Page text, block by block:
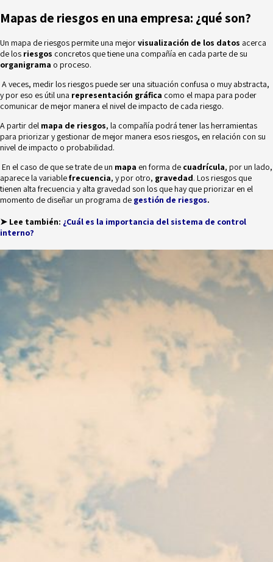
Mapas de riesgos en una empresa: ¿qué son?
Un mapa de riesgos permite una mejorvisualización de los datos acerca
de los riesgos concretos que tiene una compañía en cada parte de su
organigrama o proceso.
A veces, medir los riesgos puede ser una situación confusa o muy abstracta,
y por eso es útil una representación gráfica como el mapa para poder
comunicar de mejor manera el nivel de impacto de cada riesgo.
A partir del mapa de riesgos, la compañía podrá tener las herramientas
para priorizar y gestionar de mejor manera esos riesgos, en relación con su
nivel de impacto o probabilidad.
En el caso de que se trate de un mapa en forma de cuadrícula, por un lado,
aparece la variablefrecuencia, y por otro, gravedad. Los riesgos que
tienen alta frecuencia y alta gravedad son los que hay que priorizar en el
momento de diseñar un programa de gestión de riesgos.
➤ Lee también: ¿Cuál es la importancia del sistema de control
interno?